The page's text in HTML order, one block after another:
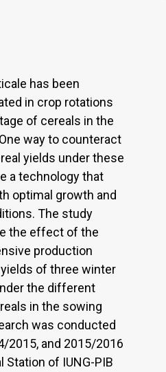
has been
in crop rotations
of cereals in the
way to counteract
yields under these
a technology that
optimal growth and
The study
the effect of the
production
of three winter
the different
in the sowing
was conducted
2015, and 2015/2016
Station of IUNG-PIB